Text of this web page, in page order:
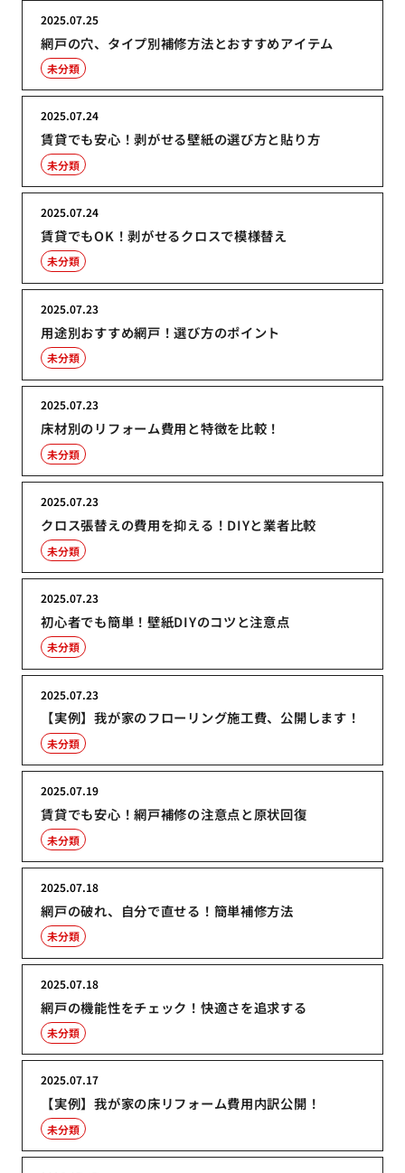
網戸の穴、タイプ別補修方法とおすすめアイテム
2025.07.25
未分類
賃貸でも安心！剥がせる壁紙の選び方と貼り方
2025.07.24
未分類
賃貸でもOK！剥がせるクロスで模様替え
2025.07.24
未分類
用途別おすすめ網戸！選び方のポイント
2025.07.23
未分類
床材別のリフォーム費用と特徴を比較！
2025.07.23
未分類
クロス張替えの費用を抑える！DIYと業者比較
2025.07.23
未分類
初心者でも簡単！壁紙DIYのコツと注意点
2025.07.23
未分類
【実例】我が家のフローリング施工費、公開します！
2025.07.23
未分類
賃貸でも安心！網戸補修の注意点と原状回復
2025.07.19
未分類
網戸の破れ、自分で直せる！簡単補修方法
2025.07.18
未分類
網戸の機能性をチェック！快適さを追求する
2025.07.18
未分類
【実例】我が家の床リフォーム費用内訳公開！
2025.07.17
未分類